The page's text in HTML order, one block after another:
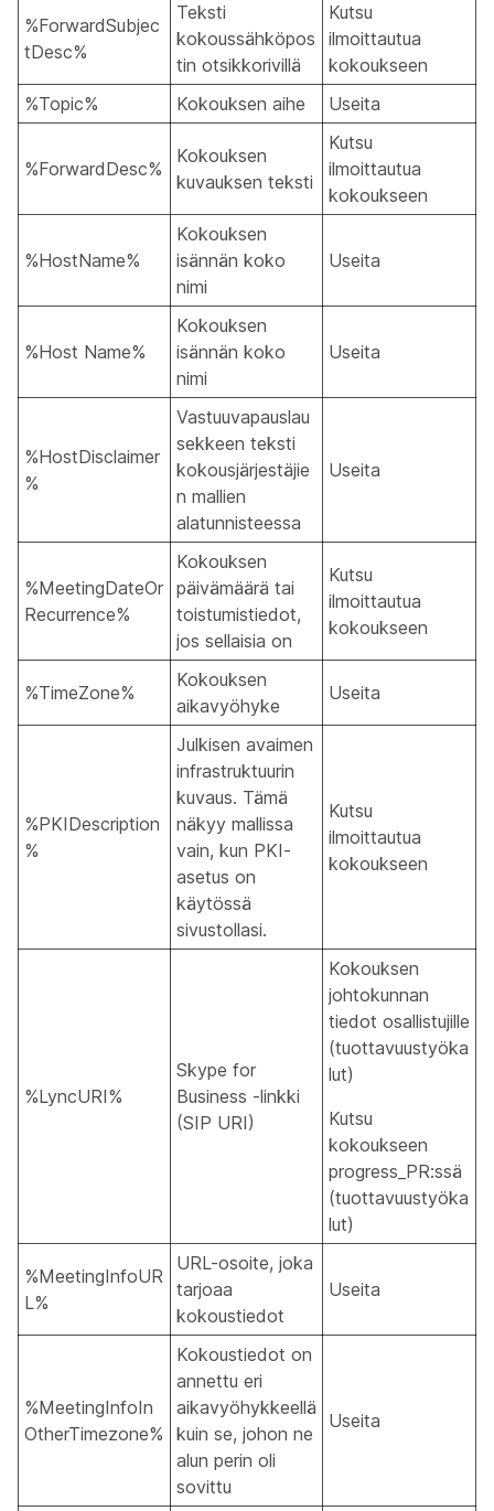
%ForwardSubjec
tDesc%
Teksti
kokoussähköpos
tin otsikkorivillä
Kutsu
ilmoittautua
kokoukseen
%Topic%
Kokouksen aihe Useita
%ForwardDesc%
Kokouksen
kuvauksen teksti
Kutsu
ilmoittautua
kokoukseen
%HostName%
Kokouksen
isännän koko
nimi
Useita
%Host Name%
Kokouksen
isännän koko
nimi
Useita
%HostDisclaimer
%
Vastuuvapauslau
sekkeen teksti
kokousjärjestäjie
n mallien
alatunnisteessa
Useita
%MeetingDateOr
Recurrence%
Kokouksen
päivämäärä tai
toistumistiedot,
jos sellaisia on
Kutsu
ilmoittautua
kokoukseen
%TimeZone%
Kokouksen
aikavyöhyke
Useita
%PKIDescription
%
Julkisen avaimen
infrastruktuurin
kuvaus. Tämä
näkyy mallissa
vain, kun PKI-
asetus on
käytössä
sivustollasi.
Kutsu
ilmoittautua
kokoukseen
%LyncURI%
Skype for
Business -linkki
(SIP URI)
Kokouksen
johtokunnan
tiedot osallistujille
(tuottavuustyöka
lut)
Kutsu
kokoukseen
progress_PR:ssä
(tuottavuustyöka
lut)
%MeetingInfoUR
L%
URL-osoite, joka
tarjoaa
kokoustiedot
Useita
%MeetingInfoIn
OtherTimezone%
Kokoustiedot on
annettu eri
aikavyöhykkeellä
kuin se, johon ne
alun perin oli
sovittu
Useita